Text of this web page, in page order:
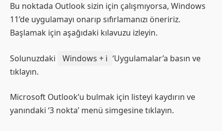
Bu noktada Outlook sizin için çalışmıyorsa, Windows
11’de uygulamayı onarıp sıfırlamanızı öneririz.
Başlamak için aşağıdaki kılavuzu izleyin.
Solunuzdaki Windows + i ‘Uygulamalar’a basın ve
tıklayın.
Microsoft Outlook’u bulmak için listeyi kaydırın ve
yanındaki ‘3 nokta’ menü simgesine tıklayın.